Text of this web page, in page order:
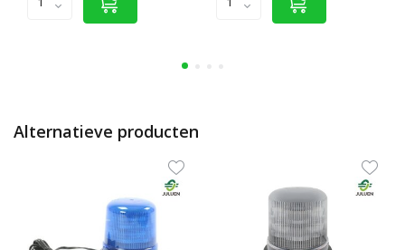
Alternatieve producten